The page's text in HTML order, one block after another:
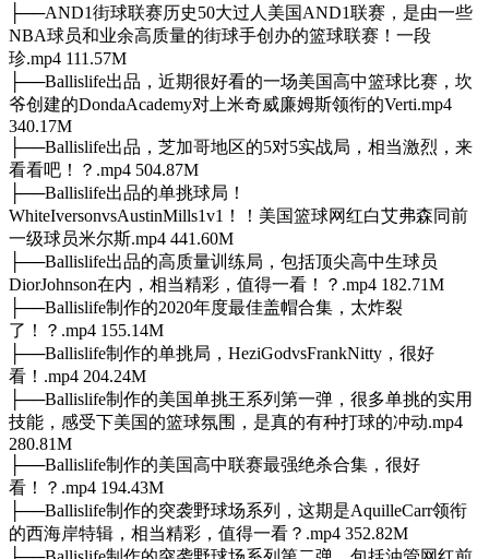
├──AND1街球联赛历史50大过人美国AND1联赛，是由一些
NBA球员和业余高质量的街球手创办的篮球联赛！一段
珍.mp4 111.57M
├──Ballislife出品，近期很好看的一场美国高中篮球比赛，坎
爷创建的DondaAcademy对上米奇威廉姆斯领衔的Verti.mp4
340.17M
├──Ballislife出品，芝加哥地区的5对5实战局，相当激烈，来
看看吧！？.mp4 504.87M
├──Ballislife出品的单挑球局！
WhiteIversonvsAustinMills1v1！！美国篮球网红白艾弗森同前
一级球员米尔斯.mp4 441.60M
├──Ballislife出品的高质量训练局，包括顶尖高中生球员
DiorJohnson在内，相当精彩，值得一看！？.mp4 182.71M
├──Ballislife制作的2020年度最佳盖帽合集，太炸裂
了！？.mp4 155.14M
├──Ballislife制作的单挑局，HeziGodvsFrankNitty，很好
看！.mp4 204.24M
├──Ballislife制作的美国单挑王系列第一弹，很多单挑的实用
技能，感受下美国的篮球氛围，是真的有种打球的冲动.mp4
280.81M
├──Ballislife制作的美国高中联赛最强绝杀合集，很好
看！？.mp4 194.43M
├──Ballislife制作的突袭野球场系列，这期是AquilleCarr领衔
的西海岸特辑，相当精彩，值得一看？.mp4 352.82M